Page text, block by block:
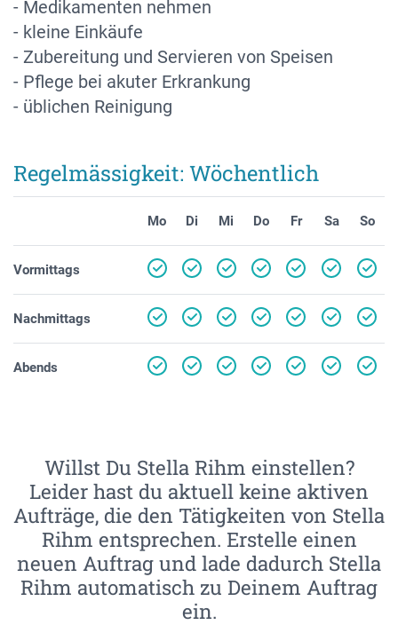
- Medikamenten nehmen
- kleine Einkäufe
- Zubereitung und Servieren von Speisen
- Pflege bei akuter Erkrankung
- üblichen Reinigung
Regelmässigkeit: Wöchentlich
Mo Di Mi Do Fr Sa So
Vormittags
Nachmittags
Abends
Willst Du Stella Rihm einstellen?
Leider hast du aktuell keine aktiven
Aufträge, die den Tätigkeiten von Stella
Rihm entsprechen. Erstelle einen
neuen Auftrag und lade dadurch Stella
Rihm automatisch zu Deinem Auftrag
ein.